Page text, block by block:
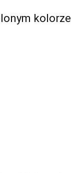
kolorze